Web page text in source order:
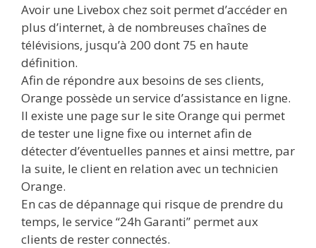
Avoir une Livebox chez soit permet d’accéder en
plus d’internet, à de nombreuses chaînes de
télévisions, jusqu’à 200 dont 75 en haute
définition.
Afin de répondre aux besoins de ses clients,
Orange possède un service d’assistance en ligne.
Il existe une page sur le site Orange qui permet
de tester une ligne fixe ou internet afin de
détecter d’éventuelles pannes et ainsi mettre, par
la suite, le client en relation avec un technicien
Orange.
En cas de dépannage qui risque de prendre du
temps, le service “24h Garanti” permet aux
clients de rester connectés.